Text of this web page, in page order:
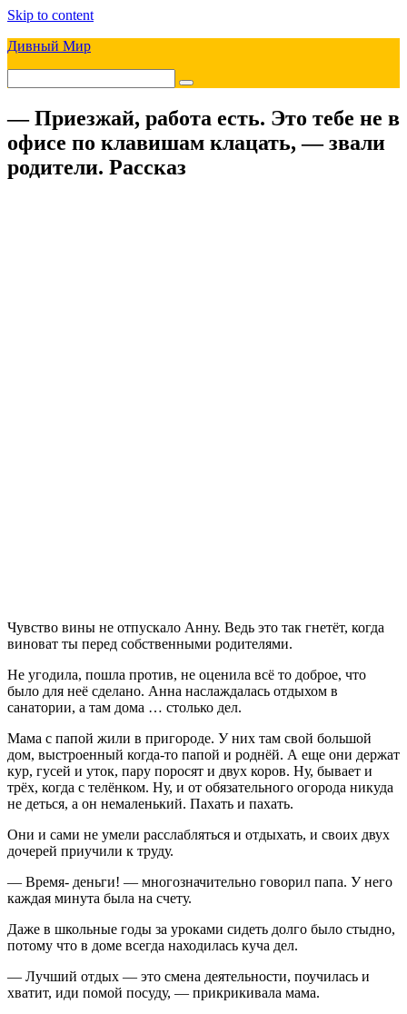
Skip to content
Дивный Мир
— Приезжай, работа есть. Это тебе не в
офисе по клавишам клацать, — звали
родители. Рассказ
Чувство вины не отпускало Анну. Ведь это так гнетёт, когда
виноват ты перед собственными родителями.
Не угодила, пошла против, не оценила всё то доброе, что
было для неё сделано. Анна наслаждалась отдыхом в
санатории, а там дома … столько дел.
Мама с папой жили в пригороде. У них там свой большой
дом, выстроенный когда-то папой и роднёй. А еще они держат
кур, гусей и уток, пару поросят и двух коров. Ну, бывает и
трёх, когда с телёнком. Ну, и от обязательного огорода никуда
не деться, а он немаленький. Пахать и пахать.
Они и сами не умели расслабляться и отдыхать, и своих двух
дочерей приучили к труду.
— Время- деньги! — многозначительно говорил папа. У него
каждая минута была на счету.
Даже в школьные годы за уроками сидеть долго было стыдно,
потому что в доме всегда находилась куча дел.
— Лучший отдых — это смена деятельности, поучилась и
хватит, иди помой посуду, — прикрикивала мама.